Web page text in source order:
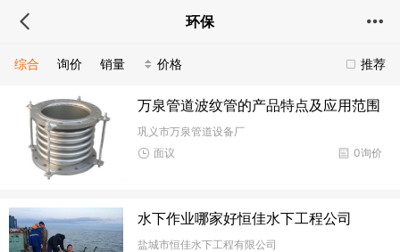
环保
推荐
综合 询价 销量 价格
万泉管道波纹管的产品特点及应用范围
巩义市万泉管道设备厂
0询价
面议
水下作业哪家好恒佳水下工程公司
盐城市恒佳水下工程有限公司